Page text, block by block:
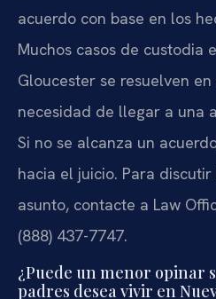
acuerdo con base en los
Muchos casos de custodia
Gloucester se resuelven
necesidad de llegar a una
Si no se alcanza un
hacia el juicio. Para
asunto, contacte a Law
(888) 437-7747.
¿Puede un menor opinar
padres desea vivir en